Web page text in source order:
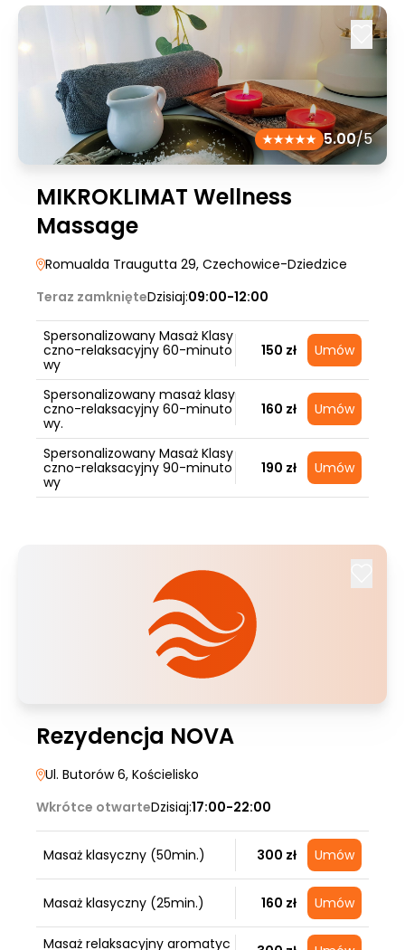
5.00/5
MIKROKLIMAT Wellness
Massage
Romualda Traugutta 29, Czechowice-Dziedzice
Teraz zamknięteDzisiaj:09:00-12:00
Spersonalizowany Masaż Klasy
czno-relaksacyjny 60-minuto
wy
150 zł Umów
Spersonalizowany masaż klasy
czno-relaksacyjny 60-minuto
wy.
160 zł Umów
Spersonalizowany Masaż Klasy
czno-relaksacyjny 90-minuto
wy
190 zł Umów
Rezydencja NOVA
Ul. Butorów 6, Kościelisko
Wkrótce otwarteDzisiaj:17:00-22:00
Masaż klasyczny (50min.) 300 zł Umów
Masaż klasyczny (25min.) 160 zł Umów
Masaż relaksacyjny aromatyc